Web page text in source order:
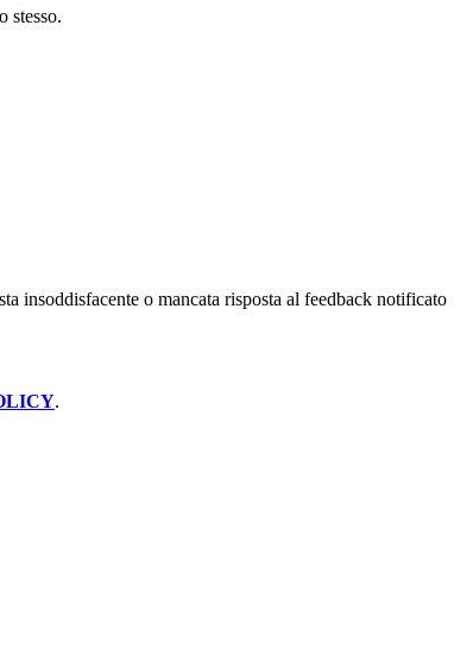
stesso.
insoddisfacente o mancata risposta al feedback notificato
.